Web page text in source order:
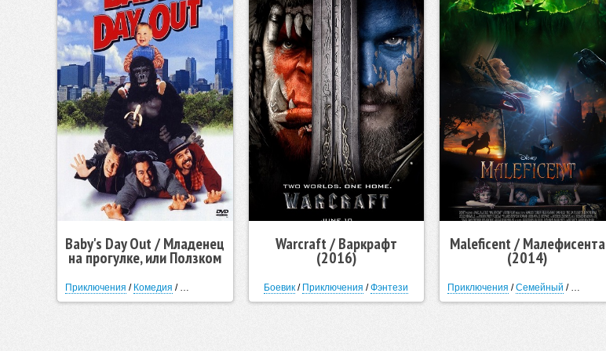
Baby's Day Out / Младенец
на прогулке, или Ползком
от гангстеров
Приключения / Комедия / Семейный
Warcraft / Варкрафт
(2016)
Боевик / Приключения /Фэнтези
Maleficent / Малефисента
(2014)
Приключения /Семейный /